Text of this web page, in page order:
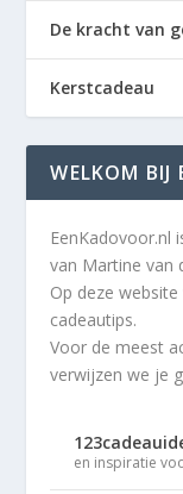
De kracht van
Kerstcadeau
WELKOM BIJ
EenKadovoor.nl
van Martine van
Op deze
cadeautips.
Voor de meest
verwijzen we je
en inspiratie